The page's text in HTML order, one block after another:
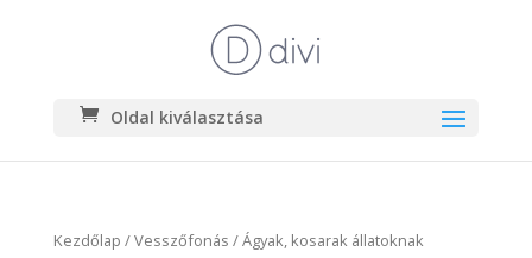
Oldal kiválasztása
Kezdőlap /Vesszőfonás / Ágyak, kosarak állatoknak